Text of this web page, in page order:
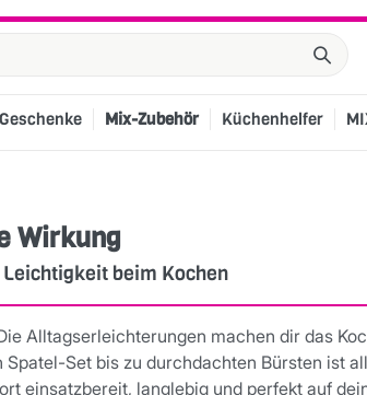
Mix-Zubehör Küchenhelfer
Wirkung
beim Kochen
Alltagserleichterungen machen dir das
Set bis zu durchdachten Bürsten ist
einsatzbereit, langlebig und perfekt auf